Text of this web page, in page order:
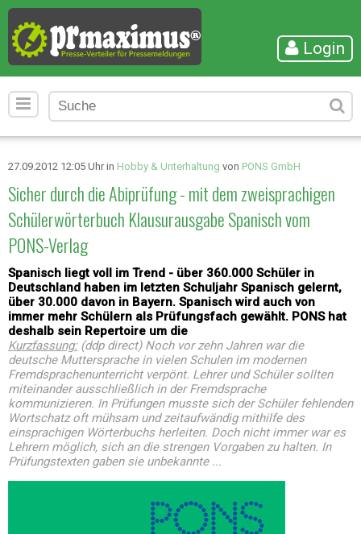
Login
27.09.2012 12:05 Uhr in Hobby & Unterhaltung von PONS GmbH
Sicher durch die Abiprüfung - mit dem zweisprachigen
Schülerwörterbuch Klausurausgabe Spanisch vom
PONS-Verlag
Spanisch liegt voll im Trend - über 360.000 Schüler in
Deutschland haben im letzten Schuljahr Spanisch gelernt,
über 30.000 davon in Bayern. Spanisch wird auch von
immer mehr Schülern als Prüfungsfach gewählt. PONS hat
deshalb sein Repertoire um die
Kurzfassung:(ddp direct) Noch vor zehn Jahren war die
deutsche Muttersprache in vielen Schulen im modernen
Fremdsprachenunterricht verpönt. Lehrer und Schüler sollten
miteinander ausschließlich in der Fremdsprache
kommunizieren. In Prüfungen musste sich der Schüler fehlenden
Wortschatz oft mühsam und zeitaufwändig mithilfe des
einsprachigen Wörterbuchs herleiten. Doch nicht immer war es
Lehrern möglich, sich an die strengen Vorgaben zu halten. In
Prüfungstexten gaben sie unbekannte ...